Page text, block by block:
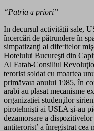
“Patria a priori”
In decursul activităţii sale,
încercări de pătrundere în
simpatizanţi ai diferitelor
Hotelului Bucureşti din
Al Fatah-Consiliul
terorist soldat cu moartea
primăvara anului 1985, în
arabi au plasat mecanisme
organizaţiei studenţilor
pirotehnişti ai USLA şi-au
dezamorsare a
antiterorist’ a înregistrat cea